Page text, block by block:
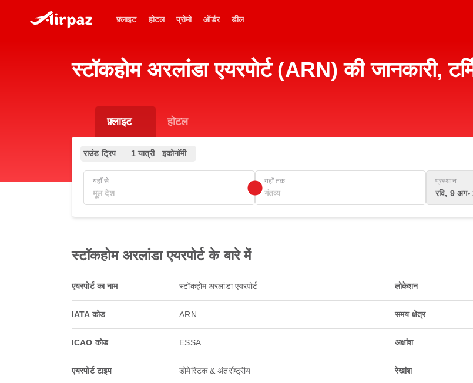
फ़्लाइट होटल प्रोमो ऑर्डर डील
स्टॉकहोम अरलांडा एयरपोर्ट (ARN) की जानकारी,
फ़्लाइट होटल
राउंड ट्रिप 1 यात्री इकोनॉमी
यहाँ से यहाँ तक प्रस्थान
रवि, 9
स्टॉकहोम अरलांडा एयरपोर्ट के बारे में
एयरपोर्ट का नाम स्टॉकहोम अरलांडा एयरपोर्ट
IATA कोड ARN
ICAO कोड ESSA
एयरपोर्ट टाइप डोमेस्टिक & अंतर्राष्ट्रीय
लोकेशन
समय क्षेत्र
अक्षांश
रेखांश